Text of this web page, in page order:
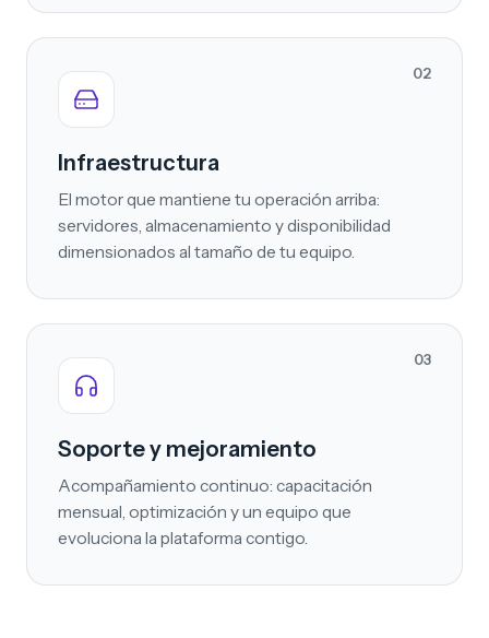
02
Infraestructura
El motor que mantiene tu operación arriba:
servidores, almacenamiento y disponibilidad
dimensionados al tamaño de tu equipo.
03
Soporte y mejoramiento
Acompañamiento continuo: capacitación
mensual, optimización y un equipo que
evoluciona la plataforma contigo.